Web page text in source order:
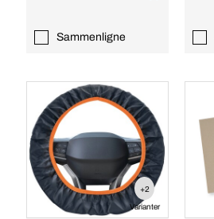
Sammenligne
+2
Varianter